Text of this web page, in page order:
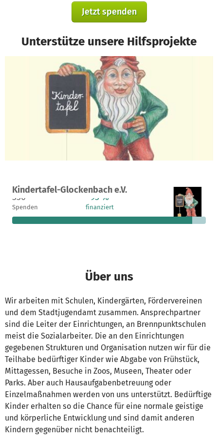
Jetzt spenden
Unterstütze unsere Hilfsprojekte
Kindertafel-Glockenbach e.V.
Ein Projekt in München, Deutschland
330
Spenden
93 %
finanziert
2.850 €
fehlen noch
Über uns
Wir arbeiten mit Schulen, Kindergärten, Fördervereinen
und dem Stadtjugendamt zusammen. Ansprechpartner
sind die Leiter der Einrichtungen, an Brennpunktschulen
meist die Sozialarbeiter. Die an den Einrichtungen
gegebenen Strukturen und Organisation nutzen wir für die
Teilhabe bedürftiger Kinder wie Abgabe von Frühstück,
Mittagessen, Besuche in Zoos, Museen, Theater oder
Parks. Aber auch Hausaufgabenbetreuung oder
Einzelmaßnahmen werden von uns unterstützt. Bedürftige
Kinder erhalten so die Chance für eine normale geistige
und körperliche Entwicklung und sind damit anderen
Kindern gegenüber nicht benachteiligt.